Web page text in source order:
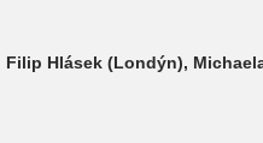
Filip Hlásek (Londýn),